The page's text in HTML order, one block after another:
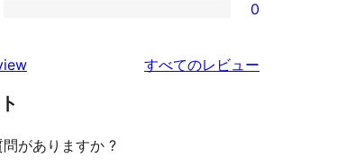
0
すべてのレビュー
がありますか ?